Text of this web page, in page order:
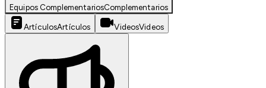
Equipos ComplementariosComplementarios
ArtículosArtículos VideosVideos